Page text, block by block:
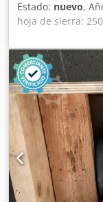
Estado: nuevo,
hoja de sierra:
(a 90 grados)
de sierra circular:
5500 rpm
motor: 3x 400 V
mesa deslizante:
mm Sistema "X-
CNC x-motion,
táctil a color TFT
segmentos
Conexión de
(superior) Peso:
de fábrica y